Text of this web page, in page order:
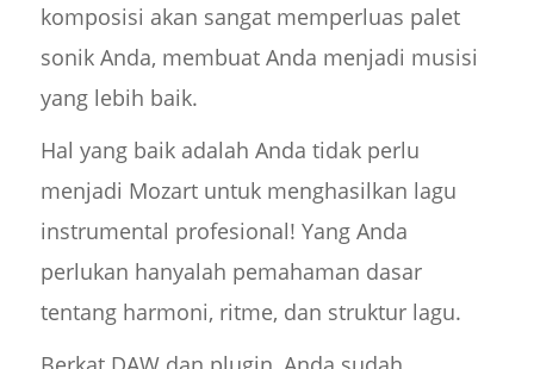
komposisi akan sangat memperluas palet
sonik Anda, membuat Anda menjadi musisi
yang lebih baik.
Hal yang baik adalah Anda tidak perlu
menjadi Mozart untuk menghasilkan lagu
instrumental profesional! Yang Anda
perlukan hanyalah pemahaman dasar
tentang harmoni, ritme, dan struktur lagu.